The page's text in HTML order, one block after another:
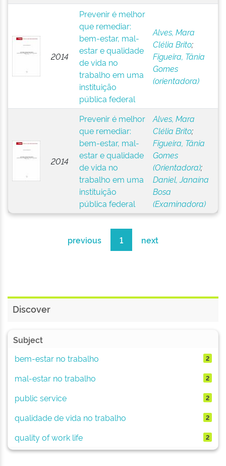
2014
Prevenir é melhor
que remediar:
bem-estar, mal-
estar e qualidade
de vida no
trabalho em uma
instituição
pública federal
Alves, Mara
Clélia Brito;
Figueira, Tânia
Gomes
(orientadora)
2014
Prevenir é melhor
que remediar:
bem-estar, mal-
estar e qualidade
de vida no
trabalho em uma
instituição
pública federal
Alves, Mara
Clélia Brito;
Figueira, Tânia
Gomes
(Orientadora);
Daniel, Janaína
Bosa
(Examinadora)
previous 1 next
Discover
Subject
bem-estar no trabalho
2
mal-estar no trabalho 2
public service 2
qualidade de vida no trabalho 2
quality of work life 2